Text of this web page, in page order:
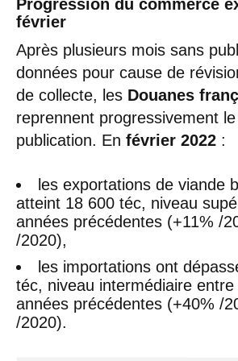
Progression du commerce
février
Après plusieurs mois sans
données pour cause de
de collecte, les Douanes
reprennent progressivement
publication. En février 2022 :
les exportations de viande
atteint 18 600 téc, niveau
années précédentes (+11% /
/2020),
les importations ont
téc, niveau intermédiaire
années précédentes (+40% /
/2020).